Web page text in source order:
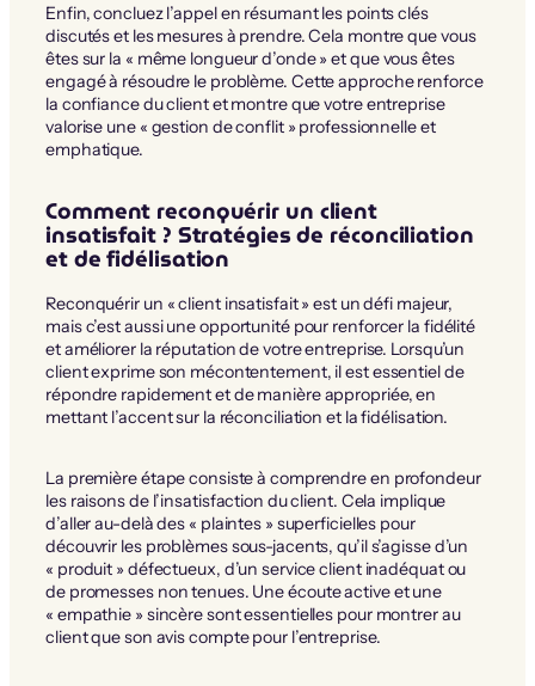
Enfin, concluez l’appel en résumant les points clés
discutés et les mesures à prendre. Cela montre que vous
êtes sur la « même longueur d’onde » et que vous êtes
engagé à résoudre le problème. Cette approche renforce
la confiance du client et montre que votre entreprise
valorise une « gestion de conflit » professionnelle et
emphatique.
Comment reconquérir un client
insatisfait ? Stratégies de réconciliation
et de fidélisation
Reconquérir un « client insatisfait » est un défi majeur,
mais c’est aussi une opportunité pour renforcer la fidélité
et améliorer la réputation de votre entreprise. Lorsqu’un
client exprime son mécontentement, il est essentiel de
répondre rapidement et de manière appropriée, en
mettant l’accent sur la réconciliation et la fidélisation.
La première étape consiste à comprendre en profondeur
les raisons de l’insatisfaction du client. Cela implique
d’aller au-delà des « plaintes » superficielles pour
découvrir les problèmes sous-jacents, qu’il s’agisse d’un
« produit » défectueux, d’un service client inadéquat ou
de promesses non tenues. Une écoute active et une
« empathie » sincère sont essentielles pour montrer au
client que son avis compte pour l’entreprise.